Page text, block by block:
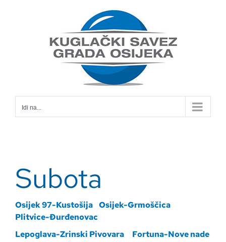
Idi na...
Subota
Osijek 97-Kustošija Osijek-Grmoščica
Plitvice-Đurđenovac
Lepoglava-Zrinski Pivovara
Fortuna-Nove nade